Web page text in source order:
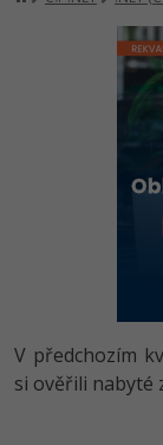
SQL
C#
PHP
Jak
Java -
V předchozím
si ověřili nabyté